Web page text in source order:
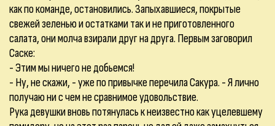
как по команде, остановились. Запыхавшиеся, покрытые
свежей зеленью и остатками так и не приготовленного
салата, они молча взирали друг на друга. Первым заговорил
Саске:
- Этим мы ничего не добьемся!
- Ну, не скажи, - уже по привычке перечила Сакура. - Я лично
получаю ни с чем не сравнимое удовольствие.
Рука девушки вновь потянулась к неизвестно как уцелевшему